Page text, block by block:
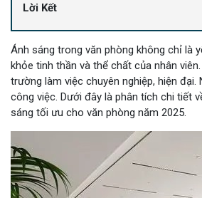
Lời Kết
Ánh sáng trong văn phòng không chỉ là
khỏe tinh thần và thể chất của nhân
trường làm việc chuyên nghiệp, hiện
công việc. Dưới đây là phân tích chi tiết
sáng tối ưu cho văn phòng năm 2025.